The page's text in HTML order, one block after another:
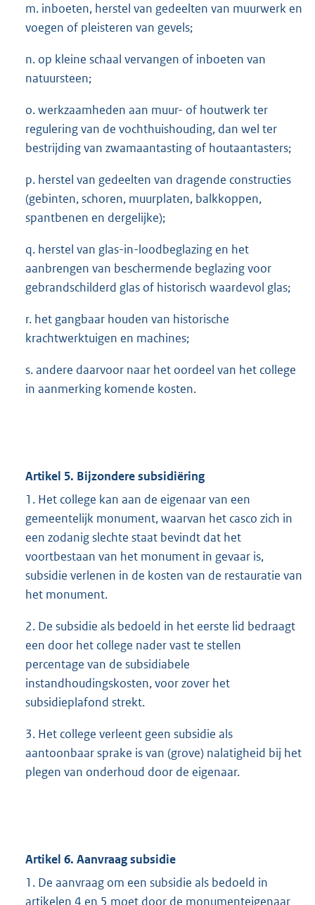
m. inboeten, herstel van gedeelten van muurwerk en
voegen of pleisteren van gevels;
n. op kleine schaal vervangen of inboeten van
natuursteen;
o. werkzaamheden aan muur- of houtwerk ter
regulering van de vochthuishouding, dan wel ter
bestrijding van zwamaantasting of houtaantasters;
p. herstel van gedeelten van dragende constructies
(gebinten, schoren, muurplaten, balkkoppen,
spantbenen en dergelijke);
q. herstel van glas-in-loodbeglazing en het
aanbrengen van beschermende beglazing voor
gebrandschilderd glas of historisch waardevol glas;
r. het gangbaar houden van historische
krachtwerktuigen en machines;
s. andere daarvoor naar het oordeel van het college
in aanmerking komende kosten.
Artikel 5. Bijzondere subsidiëring
1. Het college kan aan de eigenaar van een
gemeentelijk monument, waarvan het casco zich in
een zodanig slechte staat bevindt dat het
voortbestaan van het monument in gevaar is,
subsidie verlenen in de kosten van de restauratie van
het monument.
2. De subsidie als bedoeld in het eerste lid bedraagt
een door het college nader vast te stellen
percentage van de subsidiabele
instandhoudingskosten, voor zover het
subsidieplafond strekt.
3. Het college verleent geen subsidie als
aantoonbaar sprake is van (grove) nalatigheid bij het
plegen van onderhoud door de eigenaar.
Artikel 6. Aanvraag subsidie
1. De aanvraag om een subsidie als bedoeld in
artikelen 4 en 5 moet door de monumenteigenaar